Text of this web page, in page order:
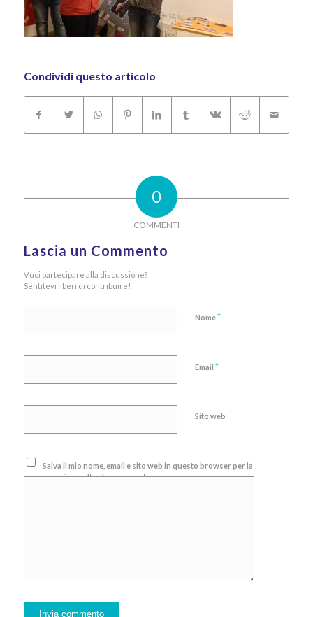
Condividi questo articolo
0
COMMENTI
Lascia un Commento
Vuoi partecipare alla discussione?
Sentitevi liberi di contribuire!
Nome*
Email *
Sito web
Salva il mio nome, email e sito web in questo browser per la
prossima volta che commento.